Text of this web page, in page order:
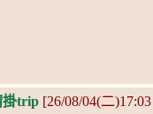
掛trip [26/08/04(二